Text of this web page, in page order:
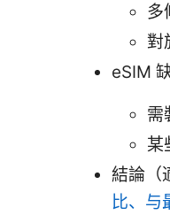
多
對
eSIM
需
某
結論（
比、与